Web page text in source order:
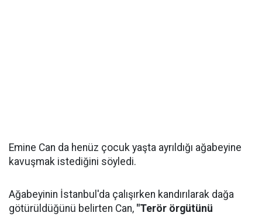
Emine Can da henüz çocuk yaşta ayrıldığı ağabeyine
kavuşmak istediğini söyledi.
Ağabeyinin İstanbul'da çalışırken kandırılarak dağa
götürüldüğünü belirten Can, "Terör örgütünü